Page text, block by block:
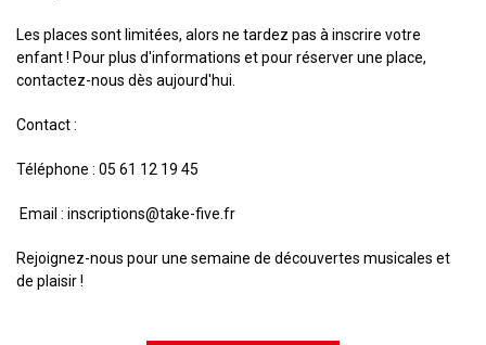
Les places sont limitées, alors ne tardez pas à inscrire votre
enfant ! Pour plus d'informations et pour réserver une place,
contactez-nous dès aujourd'hui.
Contact :
Téléphone : 05 61 12 19 45
Email : inscriptions@take-five.fr
Rejoignez-nous pour une semaine de découvertes musicales et
de plaisir !